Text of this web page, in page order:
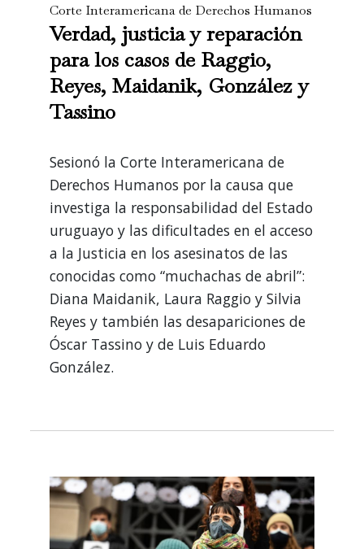
Corte Interamericana de Derechos Humanos
Verdad, justicia y reparación
para los casos de Raggio,
Reyes, Maidanik, González y
Tassino
Sesionó la Corte Interamericana de
Derechos Humanos por la causa que
investiga la responsabilidad del Estado
uruguayo y las dificultades en el acceso
a la Justicia en los asesinatos de las
conocidas como “muchachas de abril”:
Diana Maidanik, Laura Raggio y Silvia
Reyes y también las desapariciones de
Óscar Tassino y de Luis Eduardo
González.